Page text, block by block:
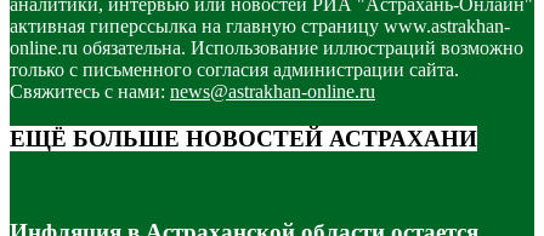
аналитики, интервью или новостей РИА "Астрахань-Онлайн"
активная гиперссылка на главную страницу www.astrakhan-
online.ru обязательна. Использование иллюстраций возможно
только с письменного согласия администрации сайта.
Свяжитесь с нами: news@astrakhan-online.ru
ЕЩЁ БОЛЬШЕ НОВОСТЕЙ АСТРАХАНИ